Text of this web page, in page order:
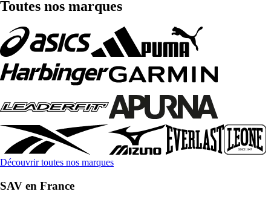
Toutes nos marques
Découvrir toutes nos marques
SAV en France